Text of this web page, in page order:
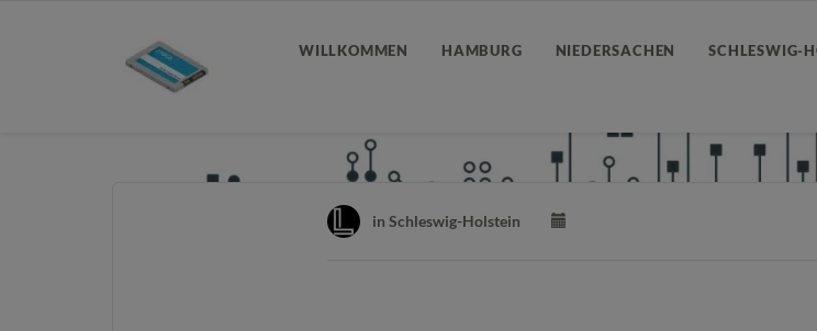
WILLKOMMEN HAMBURG NIEDERSACHEN SCHLESWIG-
in Schleswig-Holstein